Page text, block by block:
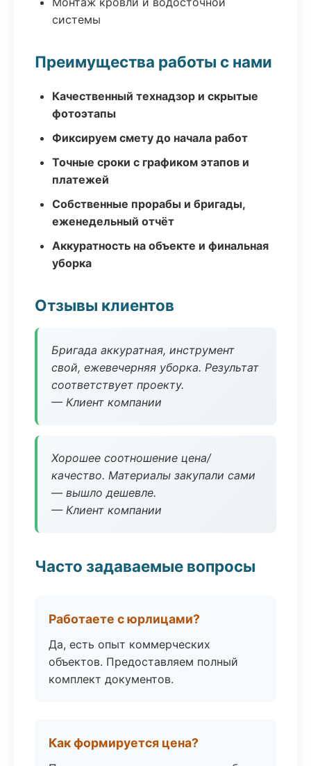
системы
Преимущества работы с нами
Качественный технадзор и скрытые
фотоэтапы
Фиксируем смету до начала работ
Точные сроки с графиком этапов и
платежей
Собственные прорабы и бригады,
еженедельный отчёт
Аккуратность на объекте и финальная
уборка
Отзывы клиентов
Бригада аккуратная, инструмент
свой, ежевечерняя уборка. Результат
соответствует проекту.
— Клиент компании
Хорошее соотношение цена/
качество. Материалы закупали сами
— вышло дешевле.
— Клиент компании
Часто задаваемые вопросы
Работаете с юрлицами?
Да, есть опыт коммерческих
объектов. Предоставляем полный
комплект документов.
Как формируется цена?